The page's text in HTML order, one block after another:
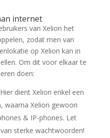
internet
van Xelion het
zodat men van
op Xelion kan in
Om dit voor elkaar te
doen:
Hier dient Xelion enkel een
waarna Xelion gewoon
& IP-phones. Let
sterke wachtwoorden!